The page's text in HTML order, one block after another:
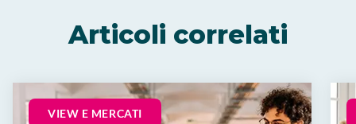
Articoli correlati
VIEW E MERCATI